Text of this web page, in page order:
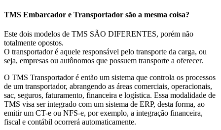
TMS Embarcador e Transportador são a mesma coisa?
Este dois modelos de TMS SÃO DIFERENTES, porém não
totalmente opostos.
O transportador é aquele responsável pelo transporte da carga, ou
seja, empresas ou autônomos que possuem transporte a oferecer.
O TMS Transportador é então um sistema que controla os processos
de um transportador, abrangendo as áreas comerciais, operacionais,
sac, seguros, faturamento, financeira e logística. Essa modalidade de
TMS visa ser integrado com um sistema de ERP, desta forma, ao
emitir um CT-e ou NFS-e, por exemplo, a integração financeira,
fiscal e contábil ocorrerá automaticamente.